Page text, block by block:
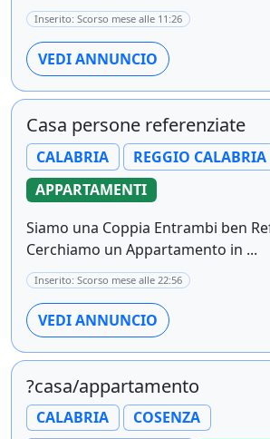
Inserito: Scorso mese alle 11:26
VEDI ANNUNCIO
Casa persone referenziate
CALABRIA REGGIO CALABRIA
APPARTAMENTI
Siamo una Coppia Entrambi ben
Cerchiamo un Appartamento in ...
Inserito: Scorso mese alle 22:56
VEDI ANNUNCIO
?casa/appartamento
CALABRIA
COSENZA